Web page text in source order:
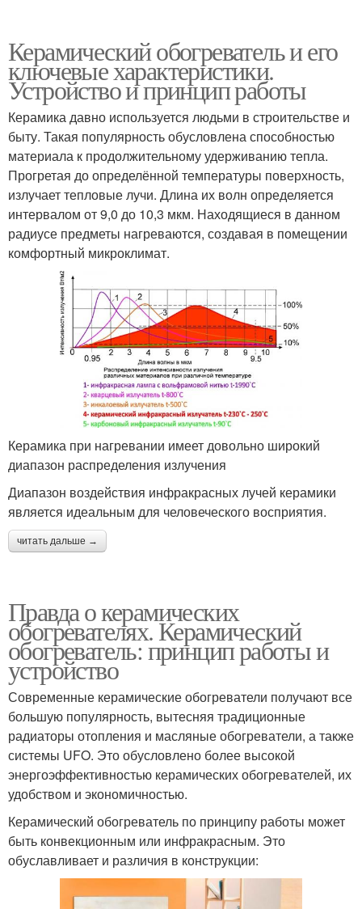
Керамический обогреватель и его
ключевые характеристики.
Устройство и принцип работы
Керамика давно используется людьми в строительстве и
быту. Такая популярность обусловлена способностью
материала к продолжительному удерживанию тепла.
Прогретая до определённой температуры поверхность,
излучает тепловые лучи. Длина их волн определяется
интервалом от 9,0 до 10,3 мкм. Находящиеся в данном
радиусе предметы нагреваются, создавая в помещении
комфортный микроклимат.
Керамика при нагревании имеет довольно широкий
диапазон распределения излучения
Диапазон воздействия инфракрасных лучей керамики
является идеальным для человеческого восприятия.
читать дальше →
Правда о керамических
обогревателях. Керамический
обогреватель: принцип работы и
устройство
Современные керамические обогреватели получают все
большую популярность, вытесняя традиционные
радиаторы отопления и масляные обогреватели, а также
системы UFO. Это обусловлено более высокой
энергоэффективностью керамических обогревателей, их
удобством и экономичностью.
Керамический обогреватель по принципу работы может
быть конвекционным или инфракрасным. Это
обуславливает и различия в конструкции: